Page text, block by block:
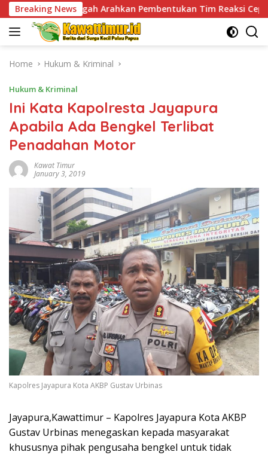
Skip
to
content
Breaking News
Arahkan Pembentukan Tim Reaksi Cepat Bencana
Home Hukum & Kriminal
Hukum & Kriminal
Ini Kata Kapolresta Jayapura
Apabila Ada Bengkel Terlibat
Penadahan Motor
Kawat Timur
January 3, 2019
Kapolres Jayapura Kota AKBP Gustav Urbinas
Jayapura,Kawattimur – Kapolres Jayapura Kota AKBP
Gustav Urbinas menegaskan kepada masyarakat
khususnya pihak pengusaha bengkel untuk tidak